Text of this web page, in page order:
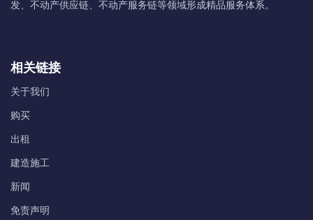
发、不动产供应链、不动产服务链等领域形成精品服务体系。
相关链接
关于我们
购买
出租
建造施工
新闻
免责声明